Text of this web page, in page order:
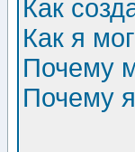
Как
Как я
Почему
Почему